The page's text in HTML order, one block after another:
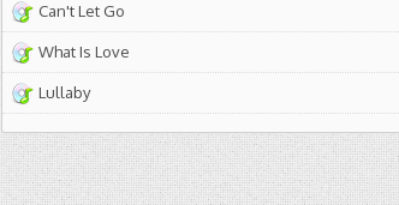
Can't Let Go
What Is Love
Lullaby